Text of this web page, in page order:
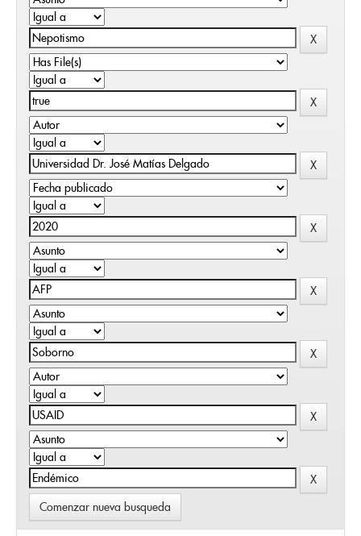
Comenzar nueva busqueda